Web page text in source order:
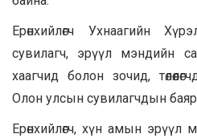
Ерөнхийлөгч Ухнаагийн
сувилагч, эрүүл мэндийн
хаагчид болон зочид,
Олон улсын сувилагчдын
Ерөнхийлөгч, хүн амын эрүүл